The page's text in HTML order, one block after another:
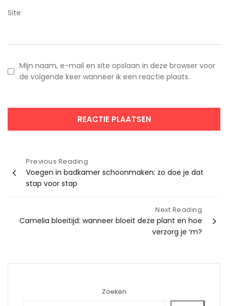
Site
Mijn naam, e-mail en site opslaan in deze browser voor
de volgende keer wanneer ik een reactie plaats.
Bericht
navigatie
Previous Reading
Voegen in badkamer schoonmaken: zo doe je dat
stap voor stap
Next Reading
Camelia bloeitijd: wanneer bloeit deze plant en hoe
verzorg je ‘m?
Zoeken